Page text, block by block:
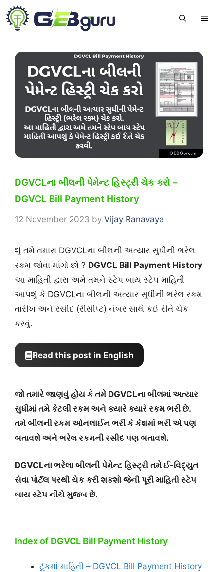
Skip
to
content
DGVCLના બીલની પેમેન્ટ હિસ્ટ્રી ચેક કરો –
DGVCL Bill Payment History
12 November 2023 by Vijay Ranavaya
શું તમે તમારા DGVCLના બીલની અત્યાર સુધીની ભરેલ
રકમ જોવા માંગો છો ? DGVCL Bill Payment History
આ માહિતી દ્વારા અમે તમને સ્ટેપ બાય સ્ટેપ માહિતી
આપશું કે DGVCLના બીલની અત્યાર સુધીની ભરેલ રકમ
તારીખ અને રસીદ (રીસીપ્ટ) નંબર સાથે કઈ રીતે ચેક
કરવું.
Read this post in English
જો તમારે જાણવું હોય કે તમે DGVCLના બીલમાં અત્યાર
સુધીમાં તમે કેટલી રકમ અને ક્યારે ક્યારે રકમ ભરી છે.
તમે બીલની રકમ ઓનલાઈન ભરી કે કેશમાં ભરી એ પણ
બતાવશે અને ભરેલ રકમની રસીદ પણ બતાવશે.
DGVCLના ભરેલા બીલની પેમેન્ટ હિસ્ટ્રી તમે ઈ-વિદ્યુત
સેવાપોર્ટલ પરથી ચેક કરી શકશો જેની પૂરી માહિતી સ્ટેપ
બાય સ્ટેપ નીચે મુજબ છે.
Index of DGVCL Bill Payment History
ટૂંકમાં માહિતી – DGVCL Bill Payment History